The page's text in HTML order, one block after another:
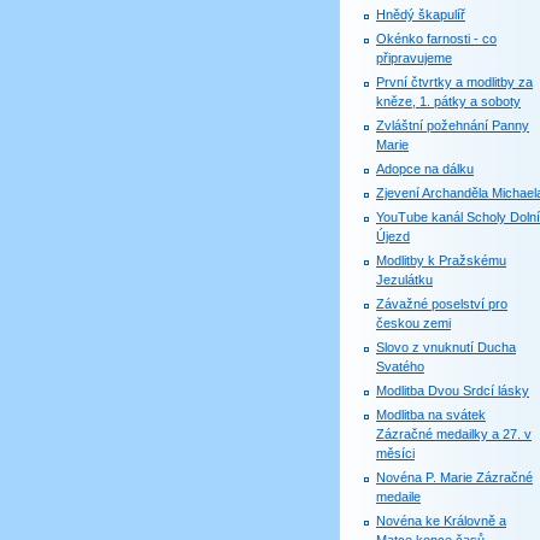
Hnědý škapulíř
Okénko farnosti - co
připravujeme
První čtvrtky a modlitby za
kněze, 1. pátky a soboty
Zvláštní požehnání Panny
Marie
Adopce na dálku
Zjevení Archanděla
YouTube kanál Scholy Dolní
Újezd
Modlitby k Pražskému
Jezulátku
Závažné poselství pro
českou zemi
Slovo z vnuknutí Ducha
Svatého
Modlitba Dvou Srdcí lásky
Modlitba na svátek
Zázračné medailky a 27. v
měsíci
Novéna P. Marie Zázračné
medaile
Novéna ke Královně a